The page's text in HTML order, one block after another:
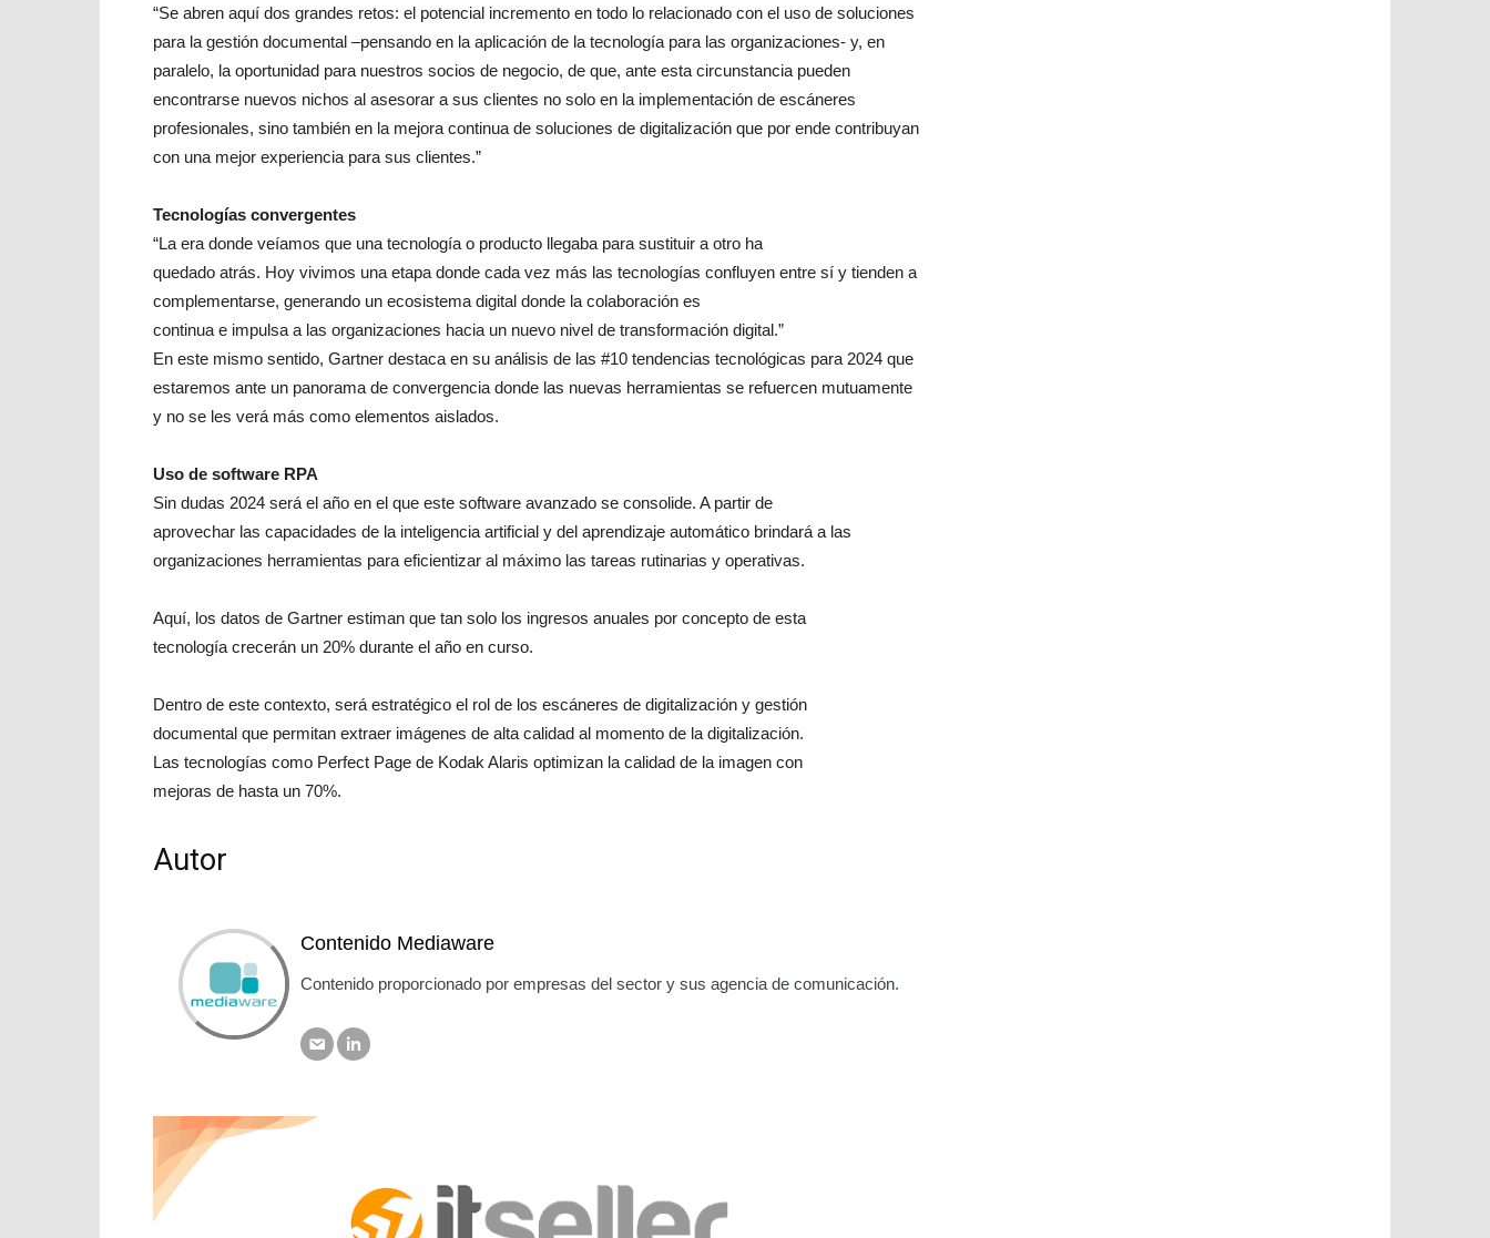
“Se abren aquí dos grandes retos: el potencial incremento en todo lo relacionado con el uso de soluciones
para la gestión documental –pensando en la aplicación de la tecnología para las organizaciones- y, en
paralelo, la oportunidad para nuestros socios de negocio, de que, ante esta circunstancia pueden
encontrarse nuevos nichos al asesorar a sus clientes no solo en la implementación de escáneres
profesionales, sino también en la mejora continua de soluciones de digitalización que por ende contribuyan
con una mejor experiencia para sus clientes.”
Tecnologías convergentes
“La era donde veíamos que una tecnología o producto llegaba para sustituir a otro ha
quedado atrás. Hoy vivimos una etapa donde cada vez más las tecnologías confluyen entre sí y tienden a
complementarse, generando un ecosistema digital donde la colaboración es
continua e impulsa a las organizaciones hacia un nuevo nivel de transformación digital.”
En este mismo sentido, Gartner destaca en su análisis de las #10 tendencias tecnológicas para 2024 que
estaremos ante un panorama de convergencia donde las nuevas herramientas se refuercen mutuamente
y no se les verá más como elementos aislados.
Uso de software RPA
Sin dudas 2024 será el año en el que este software avanzado se consolide. A partir de
aprovechar las capacidades de la inteligencia artificial y del aprendizaje automático brindará a las
organizaciones herramientas para eficientizar al máximo las tareas rutinarias y operativas.
Aquí, los datos de Gartner estiman que tan solo los ingresos anuales por concepto de esta
tecnología crecerán un 20% durante el año en curso.
Dentro de este contexto, será estratégico el rol de los escáneres de digitalización y gestión
documental que permitan extraer imágenes de alta calidad al momento de la digitalización.
Las tecnologías como Perfect Page de Kodak Alaris optimizan la calidad de la imagen con
mejoras de hasta un 70%.
Autor
Contenido Mediaware
Contenido proporcionado por empresas del sector y sus agencia de comunicación.